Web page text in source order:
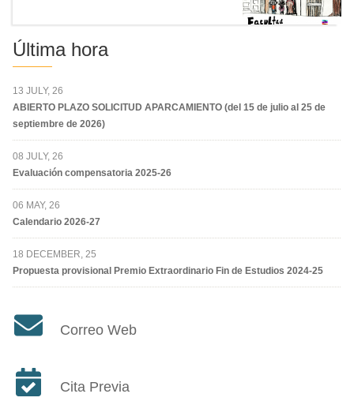
Última hora
13 JULY, 26
ABIERTO PLAZO SOLICITUD APARCAMIENTO (del 15 de julio al 25 de
septiembre de 2026)
08 JULY, 26
Evaluación compensatoria 2025-26
06 MAY, 26
Calendario 2026-27
18 DECEMBER, 25
Propuesta provisional Premio Extraordinario Fin de Estudios 2024-25
Correo Web
Cita Previa